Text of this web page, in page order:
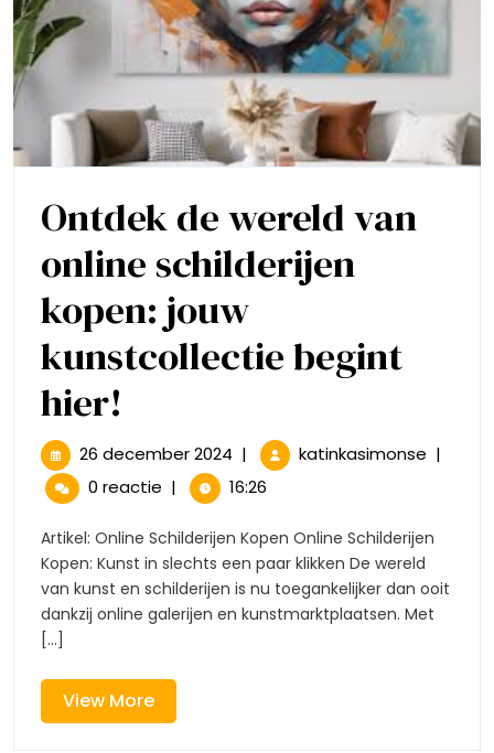
Ontdek de wereld van
online schilderijen
kopen: jouw
kunstcollectie begint
hier!
de
wereld
van
online
schilderijen
kopen:
jouw
26 december 2024 26
december
| katinkasimonse Ontdek
online
kopen:
jouw
|
0 reactie | 16:26
Artikel: Online Schilderijen Kopen Online Schilderijen
Kopen: Kunst in slechts een paar klikken De wereld
van kunst en schilderijen is nu toegankelijker dan ooit
dankzij online galerijen en kunstmarktplaatsen. Met
[...]
View MoreView
More